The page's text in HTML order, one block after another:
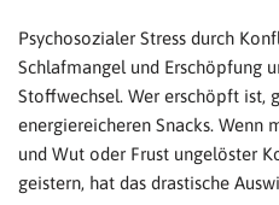
Psychosozialer Stress durch
Schlafmangel und Erschöpfung
Stoffwechsel. Wer erschöpft ist,
energiereicheren Snacks. Wenn
und Wut oder Frust ungelöster
geistern, hat das drastische